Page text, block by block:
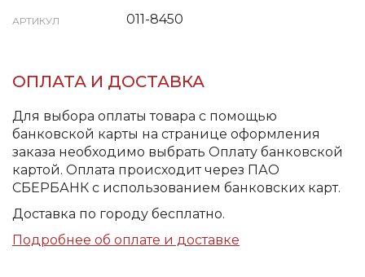
АРТИКУЛ 011-8450
ОПЛАТА И ДОСТАВКА
Для выбора оплаты товара с помощью
банковской карты на странице оформления
заказа необходимо выбрать Оплату банковской
картой. Оплата происходит через ПАО
СБЕРБАНК с использованием банковских карт.
Доставка по городу бесплатно.
Подробнее об оплате и доставке